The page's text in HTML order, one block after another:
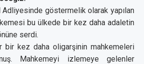
göstermelik olarak yapılan
bu ülkede bir kez daha adaletin
serdi.
daha oligarşinin mahkemeleri
Mahkemeyi izlemeye gelenler